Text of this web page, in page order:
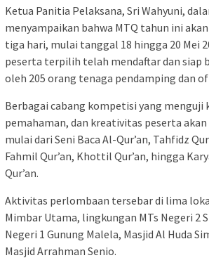
Ketua Panitia Pelaksana, Sri Wahyuni,
menyampaikan bahwa MTQ tahun ini
tiga hari, mulai tanggal 18 hingga 20 Mei
peserta terpilih telah mendaftar dan siap
oleh 205 orang tenaga pendamping dan
Berbagai cabang kompetisi yang menguji
pemahaman, dan kreativitas peserta
mulai dari Seni Baca Al-Qur’an, Tahfidz
Fahmil Qur’an, Khottil Qur’an, hingga
Qur’an.
Aktivitas perlombaan tersebar di lima
Mimbar Utama, lingkungan MTs Negeri 2
Negeri 1 Gunung Malela, Masjid Al Huda
Masjid Arrahman Senio.